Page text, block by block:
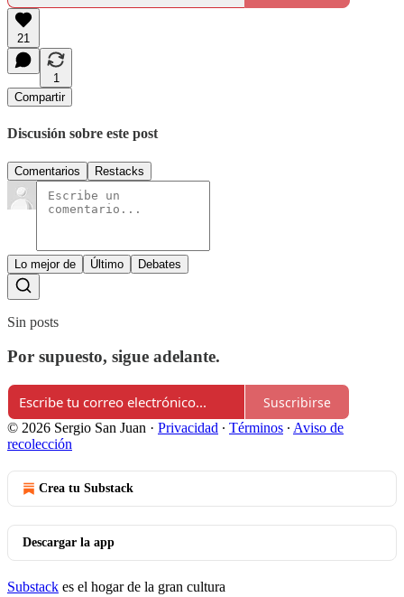
21
1
Compartir
Discusión sobre este post
Comentarios Restacks
Lo mejor de Último Debates
Sin posts
Por supuesto, sigue adelante.
Suscribirse
© 2026 Sergio San Juan · Privacidad ∙ Términos ∙ Aviso de
recolección
Crea tu Substack
Descargar la app
Substack es el hogar de la gran cultura